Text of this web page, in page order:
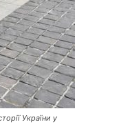
України у